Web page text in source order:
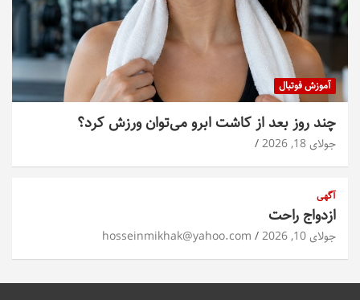
آموزش فوتبال
چند روز بعد از کاشت ابرو می‌توان ورزش کرد؟
جولای 18, 2026
آگهی
ازدواج راحت
جولای 10, 2026 hosseinmikhak@yahoo.com